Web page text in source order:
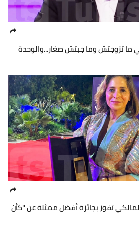
ما تزوجتش وما جبتش صغار...والوحدة
تفوز بجائزة أفضل ممثلة عن ''كأن